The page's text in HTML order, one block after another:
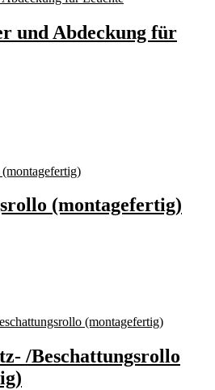
und Abdeckung für
(montagefertig)
/Beschattungsrollo